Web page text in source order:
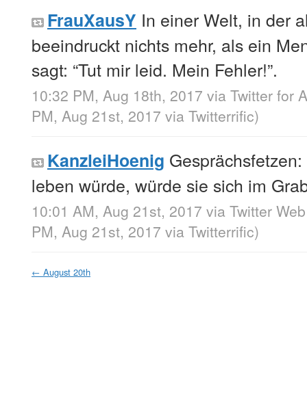
FrauXausY In einer Welt, in der
beeindruckt nichts mehr, als ein
sagt: “Tut mir leid. Mein Fehler!”.
10:32 PM, Aug 18th, 2017 via Twitter for
PM, Aug 21st, 2017 via Twitterrific)
KanzleiHoenig
leben würde, würde sie sich im
10:01 AM, Aug 21st, 2017 via Twitter
PM, Aug 21st, 2017 via Twitterrific)
← August 20th